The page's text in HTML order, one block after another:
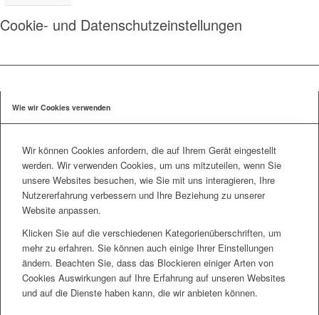
Cookie- und Datenschutzeinstellungen
Wie wir Cookies verwenden
Wir können Cookies anfordern, die auf Ihrem Gerät eingestellt
werden. Wir verwenden Cookies, um uns mitzuteilen, wenn Sie
unsere Websites besuchen, wie Sie mit uns interagieren, Ihre
Nutzererfahrung verbessern und Ihre Beziehung zu unserer
Website anpassen.
Klicken Sie auf die verschiedenen Kategorienüberschriften, um
mehr zu erfahren. Sie können auch einige Ihrer Einstellungen
ändern. Beachten Sie, dass das Blockieren einiger Arten von
Cookies Auswirkungen auf Ihre Erfahrung auf unseren Websites
und auf die Dienste haben kann, die wir anbieten können.